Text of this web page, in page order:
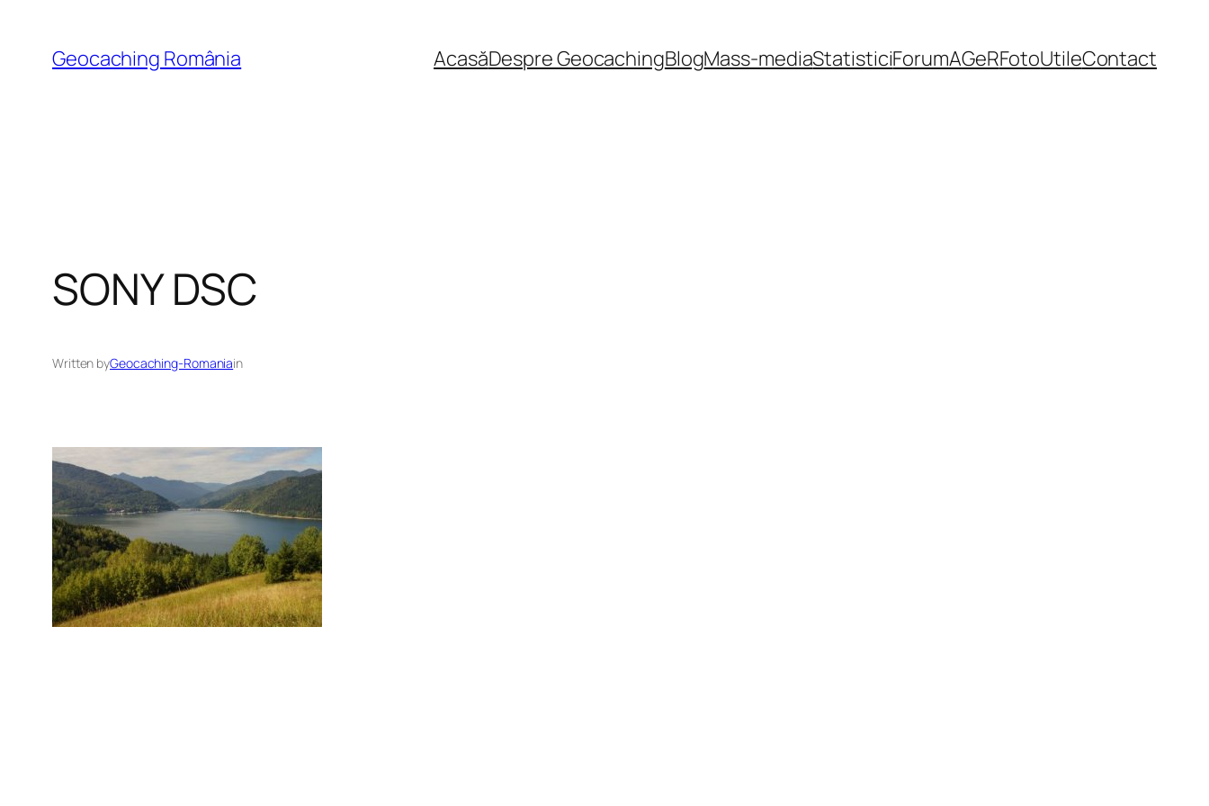
content
Geocaching România AcasăDespre GeocachingBlogMass-mediaStatisticiForumAGeRFotoUtileContact
SONY DSC
Written byGeocaching-Romaniain